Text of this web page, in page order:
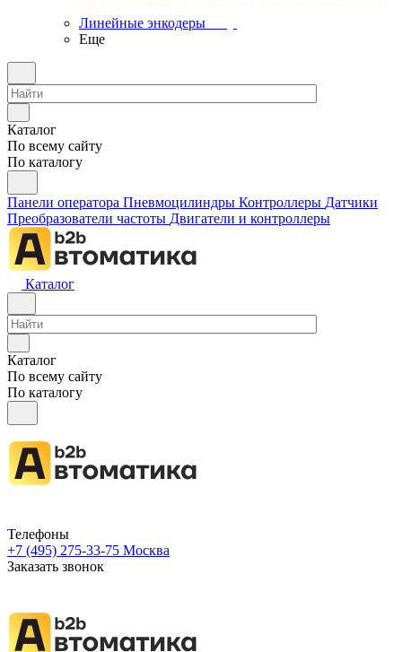
Линейные энкодеры
Еще
Каталог
По всему сайту
По каталогу
Панели оператора Пневмоцилиндры Контроллеры Датчики
Преобразователи частоты Двигатели и контроллеры
Каталог
Каталог
По всему сайту
По каталогу
Телефоны
+7 (495) 275-33-75 Москва
Заказать звонок